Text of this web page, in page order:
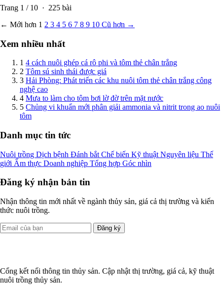
Trang 1 / 10 · 225 bài
← Mới hơn 1 2 3 4 5 6 7 8 9 10 Cũ hơn →
Xem nhiều nhất
1 4 cách nuôi ghép cá rô phi và tôm thẻ chân trắng
2 Tôm sú sinh thái được giá
3 Hải Phòng: Phát triển các khu nuôi tôm thẻ chân trắng công
nghệ cao
4 Mưa to làm cho tôm bơi lờ đờ trên mặt nước
5 Chủng vi khuẩn mới phân giải ammonia và nitrit trong ao nuôi
tôm
Danh mục tin tức
Nuôi trồng Dịch bệnh Đánh bắt Chế biến Kỹ thuật Nguyên liệu Thế
giới Ẩm thực Doanh nghiệp Tổng hợp Góc nhìn
Đăng ký nhận bản tin
Nhận thông tin mới nhất về ngành thủy sản, giá cả thị trường và kiến
thức nuôi trồng.
Đăng ký
Cổng kết nối thông tin thủy sản. Cập nhật thị trường, giá cả, kỹ thuật
nuôi trồng thủy sản.